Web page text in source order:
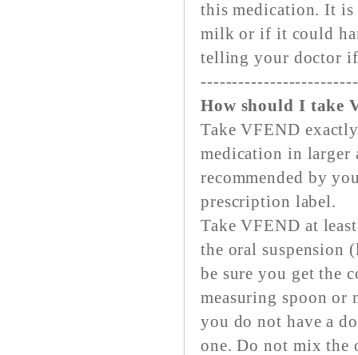
this medication. It is
milk or if it could
telling your doctor if
How should I take
Take VFEND
medication in larger
recommended by
prescription label.
Take VFEND at
the oral suspension
be sure you get the
measuring spoon or
you do not have a
one. Do not mix the